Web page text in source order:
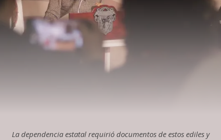
La dependencia estatal requirió documentos de estos ediles y